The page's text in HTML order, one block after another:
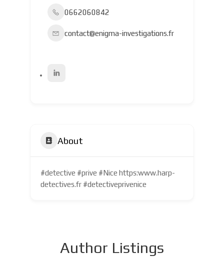
0662060842
contact@enigma-investigations.fr
About
#detective #prive #Nice https:www.harp-
detectives.fr #detectiveprivenice
Author Listings